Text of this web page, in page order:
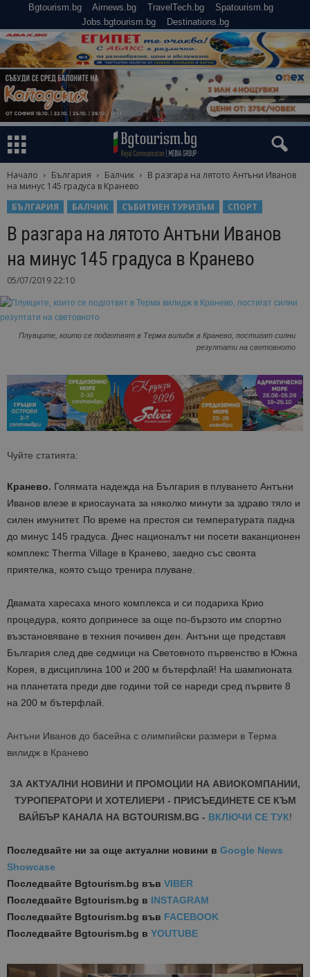
Bgtourism.bg Airnews.bg TravelTech.bg
Spatourism.bg
Jobs.bgtourism.bg
Destinations.bg
Начало България Балчик
В разгара на лятото Антъни Иванов
на минус 145 градуса в Кранево
БЪЛГАРИЯ
БАЛЧИК СЪБИТИЕН ТУРИЗЪМ СПОРТ
В разгара на лятото Антъни Иванов
на минус 145 градуса в Кранево
05/07/2019 22:10
Плувците, които се подготвят в Терма вилидж в Кранево, постигат силни
резултати на световното
Чуйте статията:
Кранево. Голямата надежда на България в плуването Антъни
Иванов влезе в криосауната за няколко минути за здраво тяло и
силен имунитет. По време на престоя си температурата падна
до минус 145 градуса. Днес националът ни посети ваканционен
комплекс Therma Village в Кранево, заедно със своята
приятелка, която също тренира плуване.
Двамата харесаха много комплекса и си подариха Крио
процедура, която допринесе за още по-бързото им спортно
възстановяване в техния почивен ден. Антъни ще представя
България след две седмици на Световното първенство в Южна
Корея, в дисциплина 100 и 200 м бътерфлай! На шампионата
на планетата преди две години той се нареди сред първите 8
на 200 м бътерфлай.
Антъни Иванов до басейна с олимпийски размери в Терма
вилидж в Кранево
ЗА АКТУАЛНИ НОВИНИ И ПРОМОЦИИ НА АВИОКОМПАНИИ,
ТУРОПЕРАТОРИ И ХОТЕЛИЕРИ - ПРИСЪЕДИНЕТЕ СЕ КЪМ
ВАЙБЪР КАНАЛА НА BGTOURISM.BG - ВКЛЮЧИ СЕ ТУК!
Последвайте ни за още актуални новини в Google News
Showcase
Последвайте Bgtourism.bg във VIBER
Последвайте Bgtourism.bg в INSTAGRAM
Последвайте Bgtourism.bg във FACEBOOK
Последвайте Bgtourism.bg в YOUTUBE